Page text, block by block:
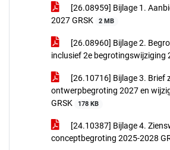
[26.08959] Bijlage 1.
2027 GRSK
2 MB
[26.08960] Bijlage 2.
inclusief 2e begrotingswijziging
[26.10716] Bijlage 3. Brief
ontwerpbegroting 2027 en
GRSK
178 KB
[24.10387] Bijlage 4.
conceptbegroting 2025-2028